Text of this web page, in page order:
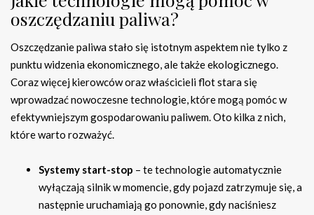
oszczędzaniu paliwa?
Oszczędzanie paliwa stało się istotnym aspektem nie tylko z
punktu widzenia ekonomicznego, ale także ekologicznego.
Coraz więcej kierowców oraz właścicieli flot stara się
wprowadzać nowoczesne technologie, które mogą pomóc w
efektywniejszym gospodarowaniu paliwem. Oto kilka z nich,
które warto rozważyć.
Systemy start-stop – te technologie automatycznie
wyłączają silnik w momencie, gdy pojazd zatrzymuje się, a
następnie uruchamiają go ponownie, gdy naciśniesz